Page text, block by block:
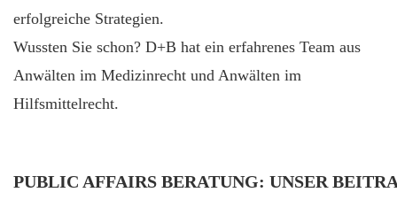
erfolgreiche Strategien.
Wussten Sie schon? D+B hat ein erfahrenes Team aus
Anwälten im Medizinrecht und Anwälten im
Hilfsmittelrecht.
PUBLIC AFFAIRS BERATUNG: UNSER